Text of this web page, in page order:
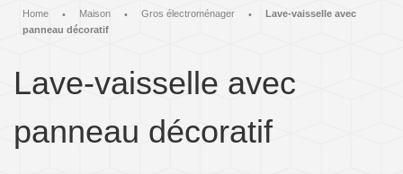
Home • Maison • Gros électroménager •
Lave-vaisselle avec
panneau décoratif
Lave-vaisselle avec
panneau décoratif